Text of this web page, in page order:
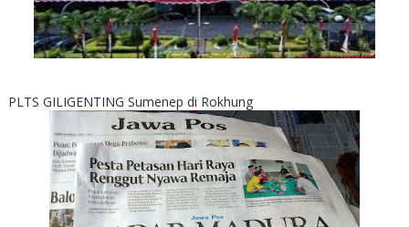
PLTS GILIGENTING Sumenep di Rokhung